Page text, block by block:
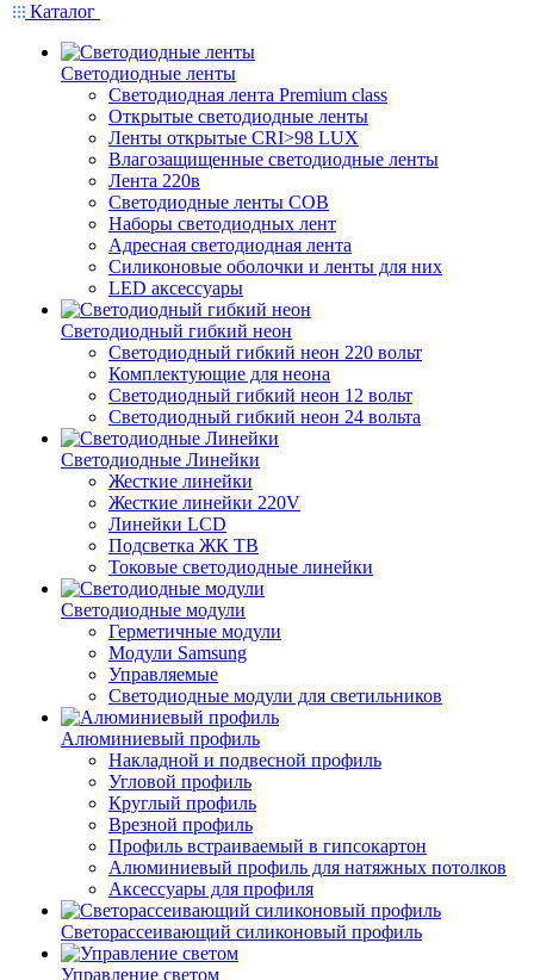
Каталог
Светодиодные ленты
Светодиодная лента Premium class
Открытые светодиодные ленты
Ленты открытые CRI>98 LUX
Влагозащищенные светодиодные ленты
Лента 220в
Светодиодные ленты COB
Наборы светодиодных лент
Адресная светодиодная лента
Силиконовые оболочки и ленты для них
LED аксессуары
Светодиодный гибкий неон
Светодиодный гибкий неон 220 вольт
Комплектующие для неона
Светодиодный гибкий неон 12 вольт
Светодиодный гибкий неон 24 вольта
Светодиодные Линейки
Жесткие линейки
Жесткие линейки 220V
Линейки LCD
Подсветка ЖК ТВ
Токовые светодиодные линейки
Светодиодные модули
Герметичные модули
Модули Samsung
Управляемые
Светодиодные модули для светильников
Алюминиевый профиль
Накладной и подвесной профиль
Угловой профиль
Круглый профиль
Врезной профиль
Профиль встраиваемый в гипсокартон
Алюминиевый профиль для натяжных потолков
Аксессуары для профиля
Светорассеивающий силиконовый профиль
Управление светом